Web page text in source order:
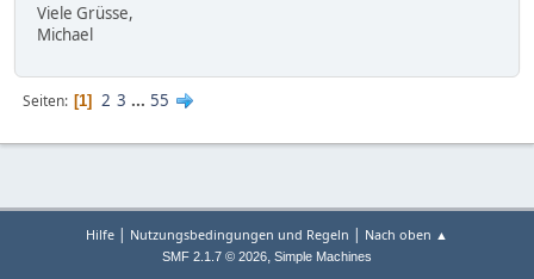
Viele Grüsse,
Michael
Seiten 1 2 3 ... 55
Hilfe | Nutzungsbedingungen und Regeln | Nach oben ▲
SMF 2.1.7 © 2026, Simple Machines